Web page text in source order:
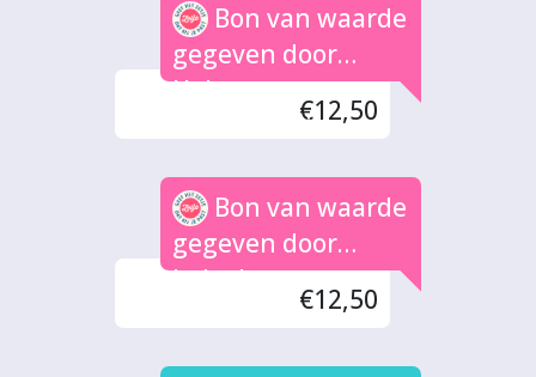
Bon van waarde
gegeven door
Heleen
Kloosterhuis€12,50
Bon van waarde
gegeven door
Jodook
€12,50